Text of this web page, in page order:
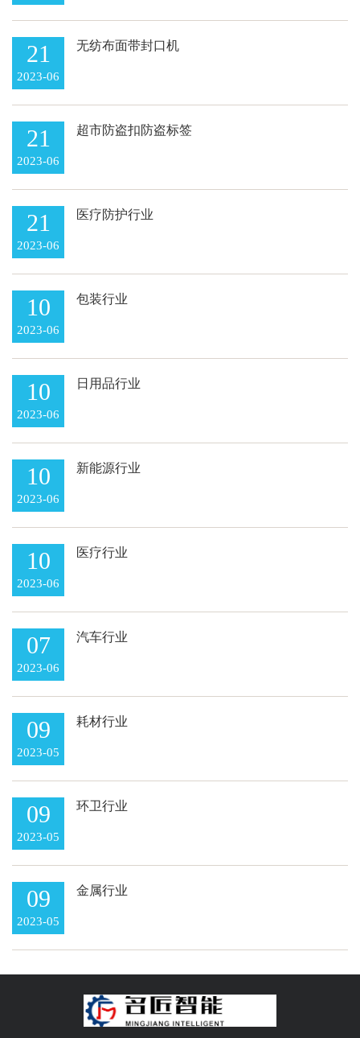
21
2023-06
无纺布面带封口机
21
2023-06
超市防盗扣防盗标签
21
2023-06
医疗防护行业
10
2023-06
包装行业
10
2023-06
日用品行业
10
2023-06
新能源行业
10
2023-06
医疗行业
07
2023-06
汽车行业
09
2023-05
耗材行业
09
2023-05
环卫行业
09
2023-05
金属行业